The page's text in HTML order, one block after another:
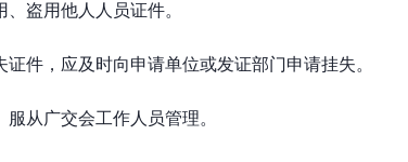
、盗用他人人员证件。
证件，应及时向申请单位或发证部门申请挂失。
服从广交会工作人员管理。